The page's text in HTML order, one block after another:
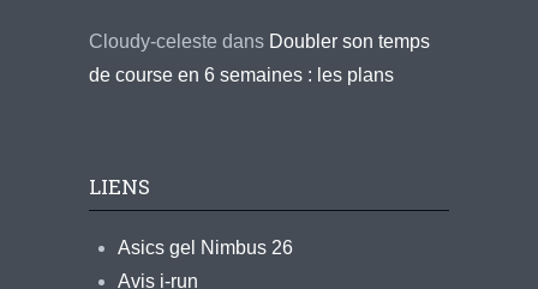
Cloudy-celeste dans Doubler son temps
de course en 6 semaines : les plans
LIENS
Asics gel Nimbus 26
Avis i-run